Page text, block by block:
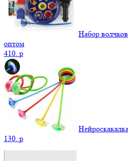
Набор
оптом
410. p
130. p